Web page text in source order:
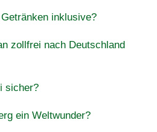
inklusive?
zollfrei nach Deutschland
sicher?
ein Weltwunder?